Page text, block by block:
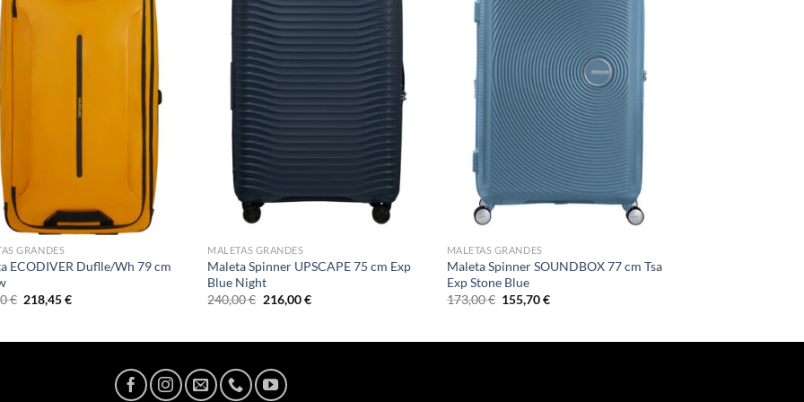
GRANDES
ECODIVER Duflle/Wh 79 cm
€ El
precio
218,45€El
MALETAS GRANDES
Maleta Spinner UPSCAPE 75 cm Exp
Blue Night
240,00€ El
precio
216,00€El
MALETAS GRANDES
Maleta Spinner SOUNDBOX 77 cm Tsa
Exp Stone Blue
173,00€ El
precio
155,70€El